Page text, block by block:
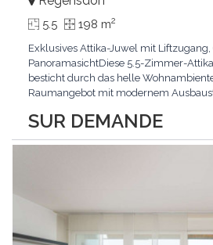
SUR DEMANDE
5.5 198 m2
Exklusives Attika-Juwel mit Liftzugang,
PanoramasichtDiese 5.5-Zimmer-
besticht durch das helle
Raumangebot mit modernem
Wohnungszugang mit dem Lift führt
direkt in Ihr neues Zuhause.Das